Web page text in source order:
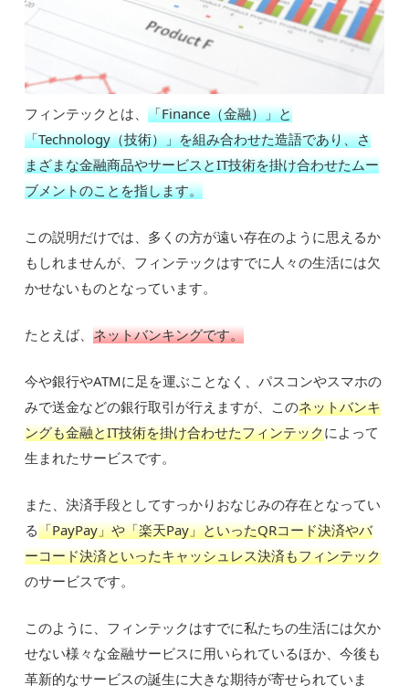
フィンテックとは、「Finance（金融）」と
「Technology（技術）」を組み合わせた造語であり、さ
まざまな金融商品やサービスとIT技術を掛け合わせたムー
ブメントのことを指します。
この説明だけでは、多くの方が遠い存在のように思えるか
もしれませんが、フィンテックはすでに人々の生活には欠
かせないものとなっています。
たとえば、ネットバンキングです。
今や銀行やATMに足を運ぶことなく、パスコンやスマホの
みで送金などの銀行取引が行えますが、このネットバンキ
ングも金融とIT技術を掛け合わせたフィンテックによって
生まれたサービスです。
また、決済手段としてすっかりおなじみの存在となってい
る「PayPay」や「楽天Pay」といったQRコード決済やバ
ーコード決済といったキャッシュレス決済もフィンテック
のサービスです。
このように、フィンテックはすでに私たちの生活には欠か
せない様々な金融サービスに用いられているほか、今後も
革新的なサービスの誕生に大きな期待が寄せられていま